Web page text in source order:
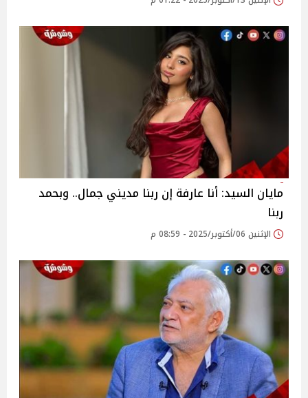
مايان السيد: أنا عارفة إن ربنا مديني جمال.. وبحمد
ربنا
الإثنين 06/أكتوبر/2025 - 08:59 م